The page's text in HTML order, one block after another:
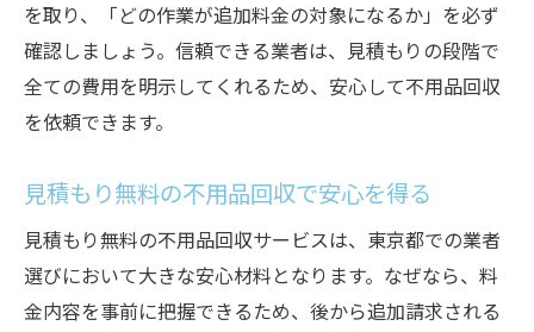
を取り、「どの作業が追加料金の対象になるか」を必ず
確認しましょう。信頼できる業者は、見積もりの段階で
全ての費用を明示してくれるため、安心して不用品回収
を依頼できます。
見積もり無料の不用品回収で安心を得る
見積もり無料の不用品回収サービスは、東京都での業者
選びにおいて大きな安心材料となります。なぜなら、料
金内容を事前に把握できるため、後から追加請求される